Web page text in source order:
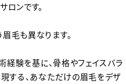
ロンです。
毛も異なります。
経験を基に、骨格やフェイスバラ
する、あなただけの眉毛をデザ